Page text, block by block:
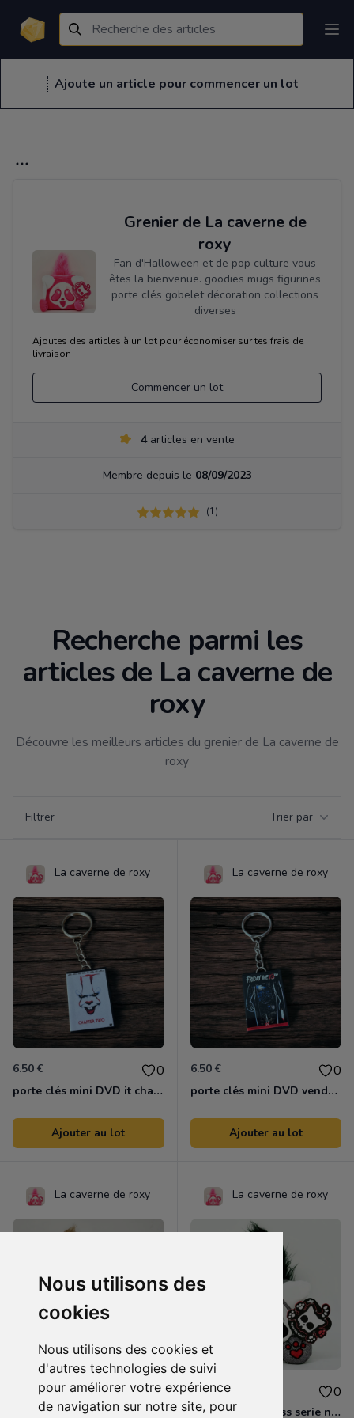
Nous utilisons des
cookies
Nous utilisons des cookies et
d'autres technologies de suivi
pour améliorer votre expérience
de navigation sur notre site, pour
Grenier de La caverne de
roxy
Fan d'Halloween et de pop culture vous
êtes la bienvenue. goodies mugs figurines
porte clés gobelet décoration collections
diverses
Ajoutes des articles à un lot pour économiser sur tes frais de
livraison
Commencer un lot
4articles en vente
Membre depuis le 08/09/2023
(1)
Recherche parmi les
articles de La caverne de
roxy
Découvre les meilleurs articles du grenier de La caverne de
roxy
Filtrer Trier par
La caverne de roxy
6.50 € 0
porte clés mini DVD it chapter two
Ajouter au lot
La caverne de roxy
6.50 € 0
porte clés mini DVD vendredi 13
Ajouter au lot
La caverne de roxy
22.95 € 0
peluche michael meowers halloween
La caverne de roxy
27.95 € 0
peluche ghostpuss serie numerote squaredy cats
Ajoute un article pour commencer un lot